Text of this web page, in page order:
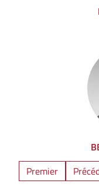
Premier